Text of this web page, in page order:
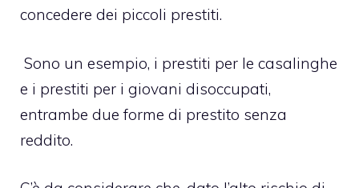
concedere dei piccoli prestiti.
Sono un esempio, i prestiti per le casalinghe
e i prestiti per i giovani disoccupati,
entrambe due forme di prestito senza
reddito.